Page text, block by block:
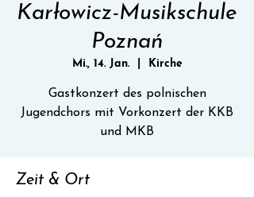
Karłowicz-Musikschule
Poznań
Mi., 14. Jan.
  |
Kirche
Gastkonzert des polnischen
Jugendchors mit Vorkonzert der KKB
und MKB
Zeit & Ort